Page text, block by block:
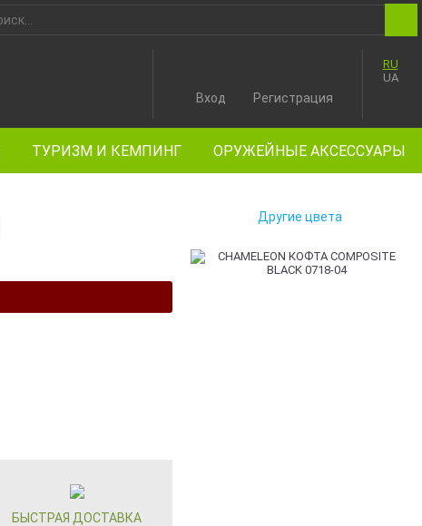
RU
UA
Вход Регистрация
ТУРИЗМ И КЕМПИНГ ОРУЖЕЙНЫЕ АКСЕССУАРЫ
БЫСТРАЯ ДОСТАВКА
Другие цвета